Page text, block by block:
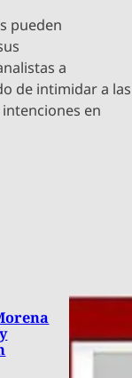
pueden
a
de intimidar a las
en